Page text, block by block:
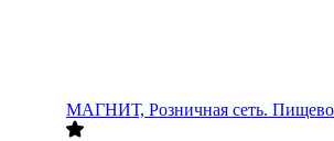
МАГНИТ, Розничная сеть.